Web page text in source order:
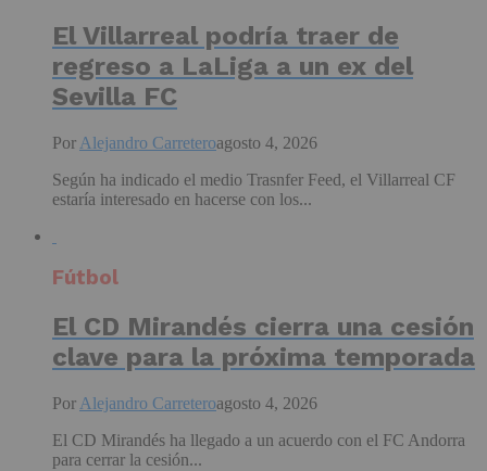
El Villarreal podría traer de
regreso a LaLiga a un ex del
Sevilla FC
Por Alejandro Carreteroagosto 4, 2026
Según ha indicado el medio Trasnfer Feed, el Villarreal CF
estaría interesado en hacerse con los...
Fútbol
El CD Mirandés cierra una cesión
clave para la próxima temporada
Por Alejandro Carreteroagosto 4, 2026
El CD Mirandés ha llegado a un acuerdo con el FC Andorra
para cerrar la cesión...